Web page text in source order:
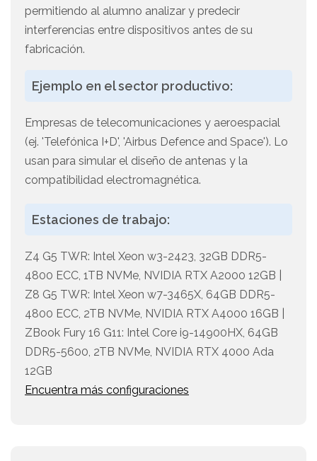
permitiendo al alumno analizar y predecir
interferencias entre dispositivos antes de su
fabricación.
Ejemplo en el sector productivo:
Empresas de telecomunicaciones y aeroespacial
(ej. 'Telefónica I+D', 'Airbus Defence and Space'). Lo
usan para simular el diseño de antenas y la
compatibilidad electromagnética.
Estaciones de trabajo:
Z4 G5 TWR: Intel Xeon w3-2423, 32GB DDR5-
4800 ECC, 1TB NVMe, NVIDIA RTX A2000 12GB |
Z8 G5 TWR: Intel Xeon w7-3465X, 64GB DDR5-
4800 ECC, 2TB NVMe, NVIDIA RTX A4000 16GB |
ZBook Fury 16 G11: Intel Core i9-14900HX, 64GB
DDR5-5600, 2TB NVMe, NVIDIA RTX 4000 Ada
12GB
Encuentra más configuraciones